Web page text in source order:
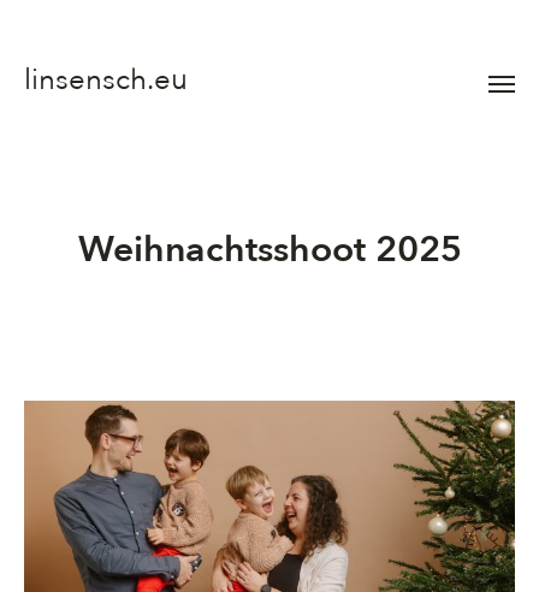
linsensch.eu
Menü
Weihnachtsshoot 2025